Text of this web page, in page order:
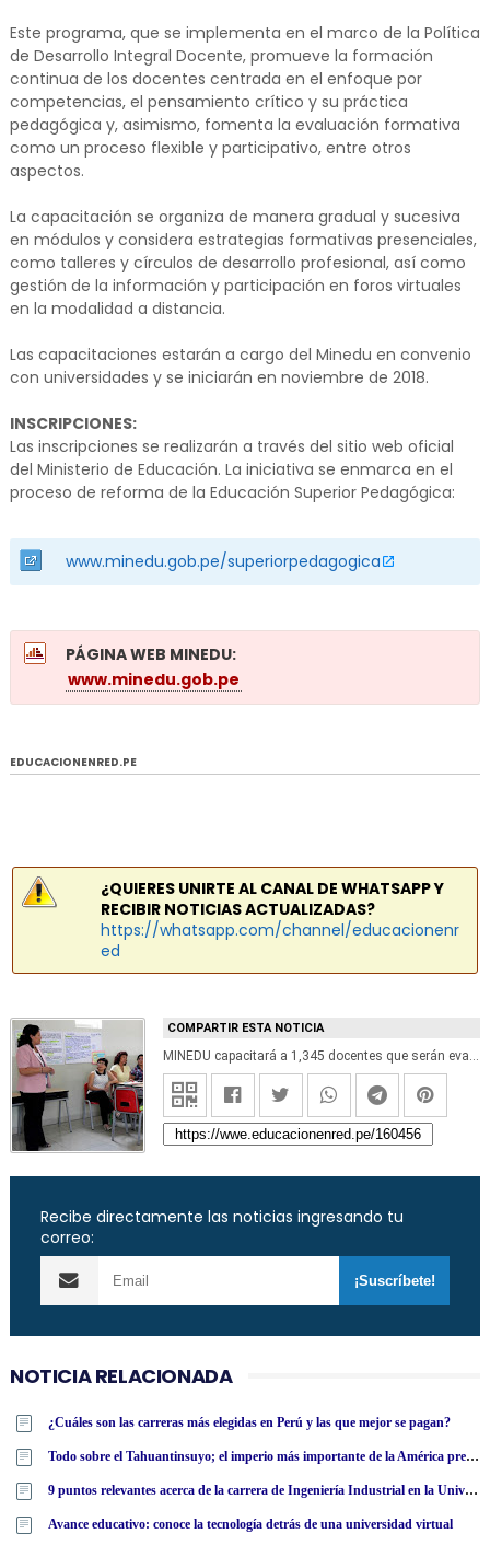
Este programa, que se implementa en el marco de la Política
de Desarrollo Integral Docente, promueve la formación
continua de los docentes centrada en el enfoque por
competencias, el pensamiento crítico y su práctica
pedagógica y, asimismo, fomenta la evaluación formativa
como un proceso flexible y participativo, entre otros
aspectos.
La capacitación se organiza de manera gradual y sucesiva
en módulos y considera estrategias formativas presenciales,
como talleres y círculos de desarrollo profesional, así como
gestión de la información y participación en foros virtuales
en la modalidad a distancia.
Las capacitaciones estarán a cargo del Minedu en convenio
con universidades y se iniciarán en noviembre de 2018.
INSCRIPCIONES:
Las inscripciones se realizarán a través del sitio web oficial
del Ministerio de Educación. La iniciativa se enmarca en el
proceso de reforma de la Educación Superior Pedagógica:
www.minedu.gob.pe/superiorpedagogica
PÁGINA WEB MINEDU:
www.minedu.gob.pe
EDUCACIONENRED.PE
¿QUIERES UNIRTE AL CANAL DE WHATSAPP Y
RECIBIR NOTICIAS ACTUALIZADAS?
https://whatsapp.com/channel/educacionenr
ed
COMPARTIR ESTA NOTICIA
MINEDU capacitará a 1,345 docentes que serán evaluados antes de rendir la evaluación de permanencia en la Carrera Pública - www.minedu.gob.pe
Recibe directamente las noticias ingresando tu
correo:
NOTICIA RELACIONADA
¿Cuáles son las carreras más elegidas en Perú y las que mejor se pagan?
Todo sobre el Tahuantinsuyo; el imperio más importante de la América precolombina
9 puntos relevantes acerca de la carrera de Ingeniería Industrial en la Universidad Tecnológica Latinoamericana en línea
Avance educativo: conoce la tecnología detrás de una universidad virtual